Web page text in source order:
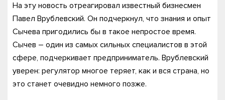
На эту новость отреагировал известный бизнесмен
Павел Врублевский. Он подчеркнул, что знания и опыт
Сычева пригодились бы в такое непростое время.
Сычев – один из самых сильных специалистов в этой
сфере, подчеркивает предприниматель. Врублевский
уверен: регулятор многое теряет, как и вся страна, но
это станет очевидно немного позже.